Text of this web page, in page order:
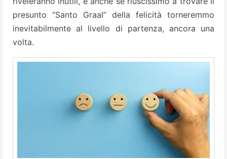
presunto “Santo Graal” della felicità torneremmo
inevitabilmente al livello di partenza, ancora una
volta.